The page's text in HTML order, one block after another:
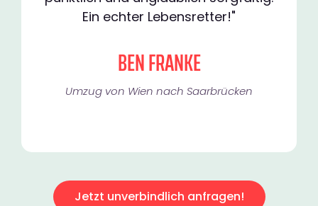
Ein echter Lebensretter!"
BEN FRANKE
Umzug von Wien nach Saarbrücken
Jetzt unverbindlich anfragen!